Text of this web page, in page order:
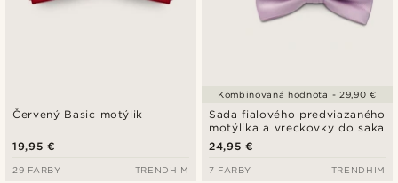
Červený Basic motýlik
19,95 €
29 FARBY TRENDHIM
Sada fialového predviazaného
motýlika a vreckovky do saka
24,95 €
Kombinovaná hodnota - 29,90 €
7 FARBY TRENDHIM